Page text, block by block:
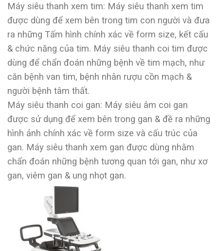
Máy siêu thanh xem tim: Máy siêu thanh xem tim
được dùng để xem bên trong tim con người và đưa
ra những Tấm hình chính xác về form size, kết cấu
& chức năng của tim. Máy siêu thanh coi tim được
dùng để chẩn đoán những bệnh về tim mạch, như
căn bệnh van tim, bệnh nhân rượu cồn mạch &
người bệnh tâm thất.
Máy siêu thanh coi gan: Máy siêu âm coi gan
được sử dụng để xem bên trong gan & đề ra những
hình ảnh chính xác về form size và cấu trúc của
gan. Máy siêu thanh xem gan được dùng nhằm
chẩn đoán những bệnh tương quan tới gan, như xơ
gan, viêm gan & ung nhọt gan.